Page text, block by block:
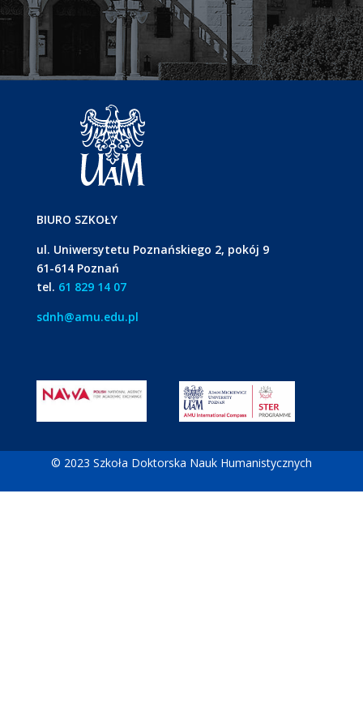
BIURO SZKOŁY
ul. Uniwersytetu Poznańskiego 2, pokój 9
61-614 Poznań
tel. 61 829 14 07
sdnh@amu.edu.pl
© 2023 Szkoła Doktorska Nauk Humanistycznych